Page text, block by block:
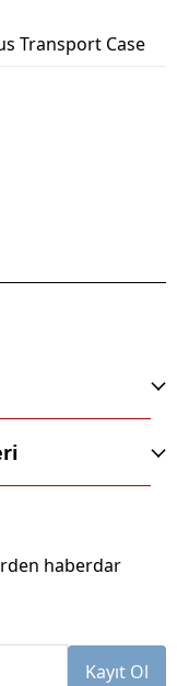
Transport Case
haberdar
Kayıt Ol